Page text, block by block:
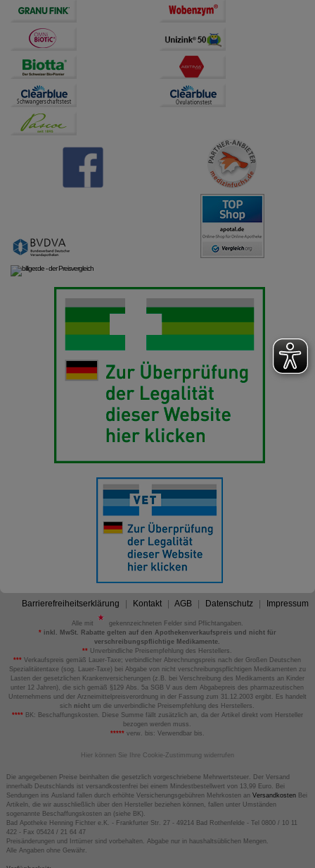
Barrierefreiheitserklärung Kontakt AGB Datenschutz Impressum
Alle mit
gekennzeichneten Felder sind Pflichtangaben.
*inkl. MwSt. Rabatte gelten auf den Apothekenverkaufspreis und nicht für
verschreibungspflichtige Medikamente.
** Unverbindliche Preisempfehlung des Herstellers.
*** Verkaufspreis gemäß Lauer-Taxe; verbindlicher Abrechnungspreis nach der Großen Deutschen
Spezialitätentaxe (sog. Lauer-Taxe) bei Abgabe von nicht verschreibungspflichtigen Medikamenten zu
Lasten der gesetzlichen Krankenversicherungen (z.B. bei Verschreibung des Medikaments an Kinder
unter 12 Jahren), die sich gemäß §129 Abs. 5a SGB V aus dem Abgabepreis des pharmazeutischen
Unternehmens und der Arzneimittelpreisverordnung in der Fassung zum 31.12.2003 ergibt. Es handelt
sich nicht um die unverbindliche Preisempfehlung des Herstellers.
****BK: Beschaffungskosten. Diese Summe fällt zusätzlich an, da der Artikel direkt vom Hersteller
bezogen werden muss.
*****verw. bis: Verwendbar bis.
Hier können Sie Ihre Cookie-Zustimmung widerrufen
Die angegebenen Preise beinhalten die gesetzlich vorgeschriebene Mehrwertsteuer. Der Versand
innerhalb Deutschlands ist versandkostenfrei bei einem Mindestbestellwert von 13,99 Euro. Bei
Sendungen ins Ausland fallen durch erhöhte Versicherungsgebühren Mehrkosten an VersandkostenBei
Artikeln, die wir ausschließlich über den Hersteller beziehen können, fallen unter Umständen
sogenannte Beschaffungskosten an (siehe BK).
Bad Apotheke Henning Fichter e.K. - Frankfurter Str. 27 - 49214 Bad Rothenfelde - Tel 0800 / 10 11
422 - Fax 05424 / 21 64 47
Preisänderungen und Irrtümer sind vorbehalten. Abgabe nur in haushaltsüblichen Mengen.
Alle Angaben ohne Gewähr.